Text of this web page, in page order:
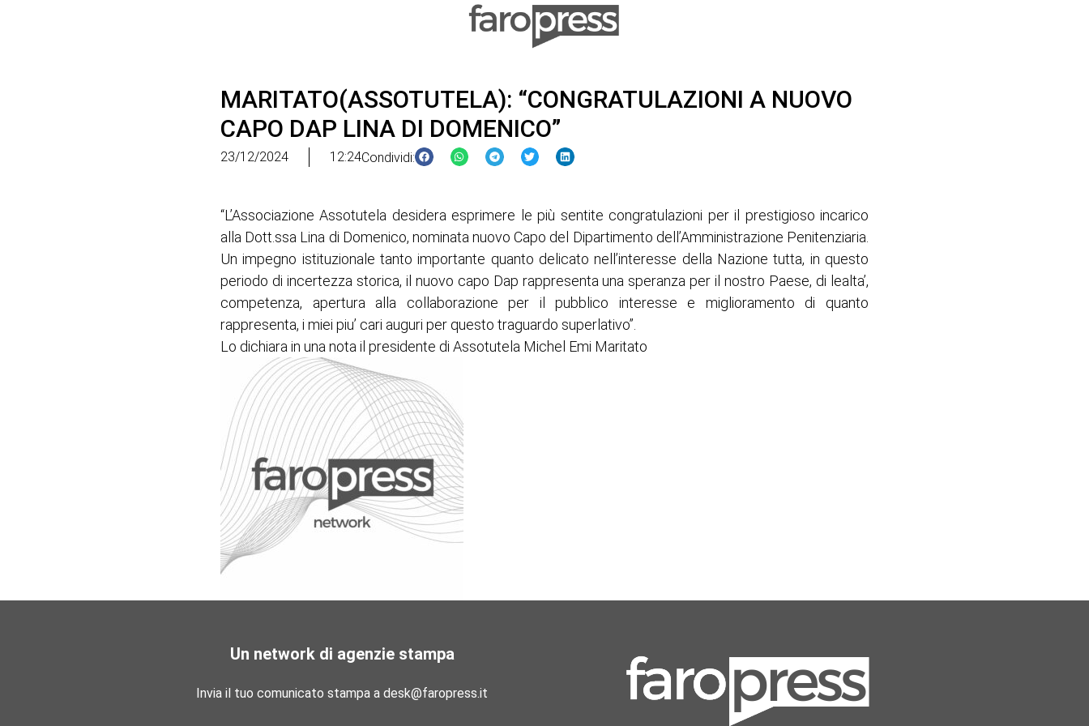
MARITATO(ASSOTUTELA): “CONGRATULAZIONI A NUOVO
CAPO DAP LINA DI DOMENICO”
23/12/2024 12:24Condividi:
“L’Associazione Assotutela desidera esprimere le più sentite congratulazioni per il prestigioso incarico
alla Dott.ssa Lina di Domenico, nominata nuovo Capo del Dipartimento dell’Amministrazione Penitenziaria.
Un impegno istituzionale tanto importante quanto delicato nell’interesse della Nazione tutta, in questo
periodo di incertezza storica, il nuovo capo Dap rappresenta una speranza per il nostro Paese, di lealta’,
competenza, apertura alla collaborazione per il pubblico interesse e miglioramento di quanto
rappresenta, i miei piu’ cari auguri per questo traguardo superlativo”.
Lo dichiara in una nota il presidente di Assotutela Michel Emi Maritato
Un network di agenzie stampa
Invia il tuo comunicato stampa a desk@faropress.it